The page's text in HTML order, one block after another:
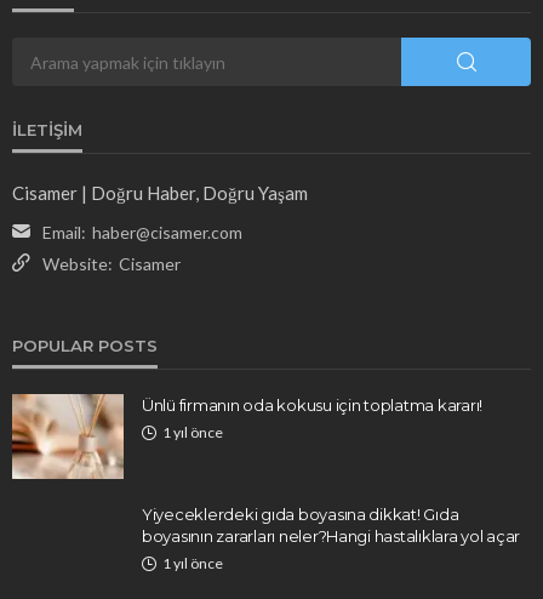
İLETIŞIM
Cisamer | Doğru Haber, Doğru Yaşam
Email: haber@cisamer.com
Website: Cisamer
POPULAR POSTS
Ünlü firmanın oda kokusu için toplatma kararı!
1 yıl önce
Yiyeceklerdeki gıda boyasına dikkat! Gıda
boyasının zararları neler?Hangi hastalıklara yol açar
1 yıl önce